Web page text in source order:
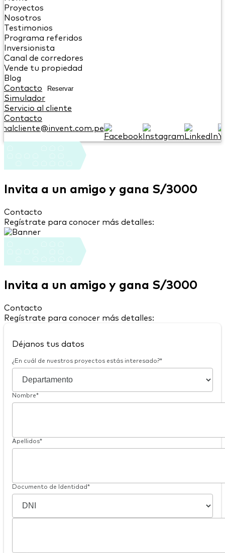
Proyectos
Nosotros
Testimonios
Programa referidos
Inversionista
Canal de corredores
Vende tu propiedad
Blog
Contacto
Reservar
Simulador
Servicio al cliente
Contacto
Invita a un amigo y gana S/3000
Contacto
Regístrate para conocer más detalles:
Invita a un amigo y gana S/3000
Contacto
Regístrate para conocer más detalles:
Déjanos tus datos
¿En cuál de nuestros proyectos estás interesado?*
Nombre*
Apellidos*
Documento de Identidad*